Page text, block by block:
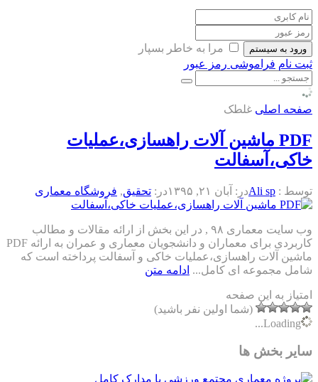
ورود به سیستم
مرا به خاطر بسپار
ثبت نام فراموشی رمز عبور
صفحه اصلی غلطک
PDF ماشین آلات راهسازی،عملیات
خاکی،آسفالت
توسط : Ali spدر: آبان ۲۱, ۱۳۹۵ در: تحقیق, فروشگاه معماری
وب سایت معماری ۹۸ , در این بخش از ارائه مقالات و مطالب
کاربردی برای معماران و دانشجویان معماری و عمران به ارائه PDF
ماشین آلات راهسازی،عملیات خاکی و آسفالت پرداخته است که
شامل مجموعه ای کامل... ادامه متن
امتیاز به این صفحه
(شما اولین نفر باشید)
Loading...
سایر بخش ها